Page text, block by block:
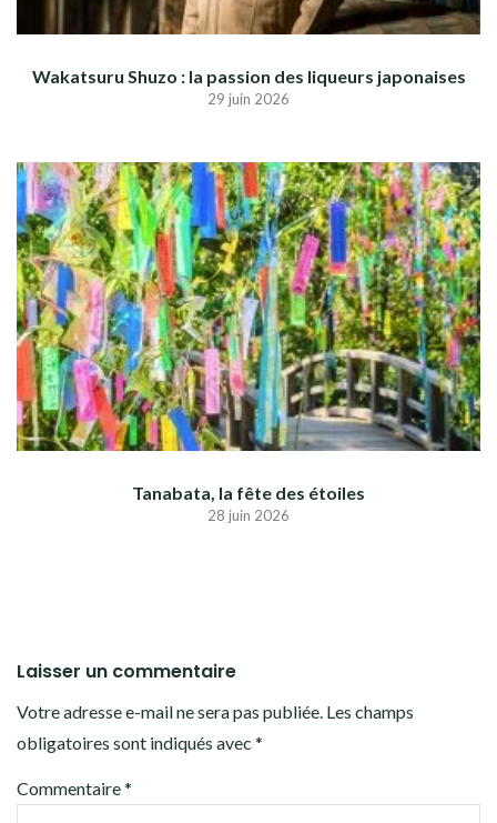
Wakatsuru Shuzo : la passion des liqueurs japonaises
29 juin 2026
Tanabata, la fête des étoiles
28 juin 2026
Laisser un commentaire
Votre adresse e-mail ne sera pas publiée. Les champs
obligatoires sont indiqués avec *
Commentaire*